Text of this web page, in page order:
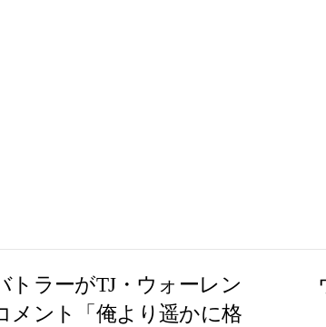
トラーがTJ・ウォーレン
メント「俺より遥かに格